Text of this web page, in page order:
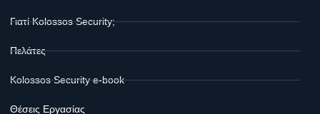
Γιατί Kolossos Security;
Πελάτες
Kolossos Security e-book
Θέσεις Εργασίας